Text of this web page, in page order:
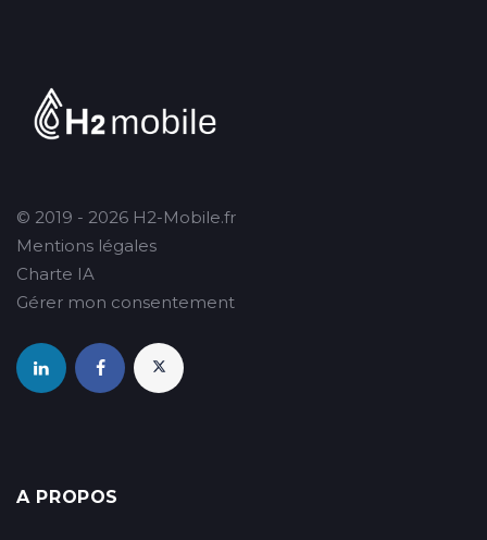
© 2019 - 2026 H2-Mobile.fr
Mentions légales
Charte IA
Gérer mon consentement
A PROPOS